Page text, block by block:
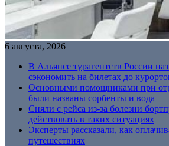
6 августа, 2026
В Альянсе турагентств России
сэкономить на билетах до
Основными помощниками при
были названы сорбенты и вода
Сняли с рейса из-за болезни
действовать в таких ситуациях
Эксперты рассказали, как
путешествиях